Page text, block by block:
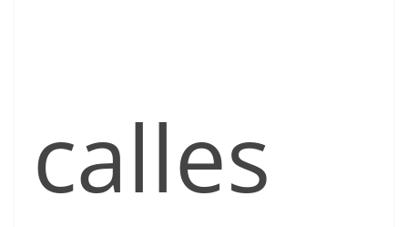
calles